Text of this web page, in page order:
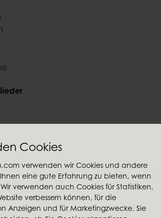
Cookies
verwenden wir Cookies und andere
eine gute Erfahrung zu bieten, wenn
verwenden auch Cookies für Statistiken,
verbessern können, für die
Anzeigen und für Marketingzwecke. Sie